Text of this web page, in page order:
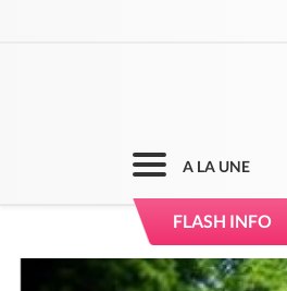
A LA UNE
FLASH INFO